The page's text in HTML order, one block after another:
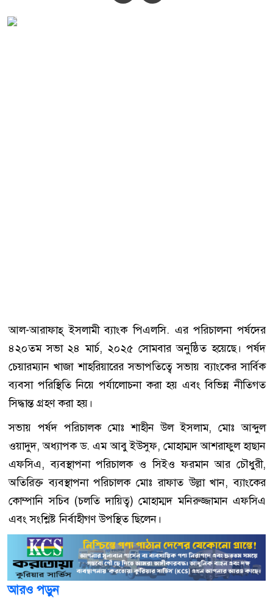
আল-আরাফাহ্ ইসলামী ব্যাংক পিএলসি. এর পরিচালনা পর্ষদের
৪২০তম সভা ২৪ মার্চ, ২০২৫ সোমবার অনুষ্ঠিত হয়েছে। পর্ষদ
চেয়ারম্যান খাজা শাহরিয়ারের সভাপতিত্বে সভায় ব্যাংকের সার্বিক
ব্যবসা পরিস্থিতি নিয়ে পর্যালোচনা করা হয় এবং বিভিন্ন নীতিগত
সিদ্ধান্ত গ্রহণ করা হয়।
সভায় পর্ষদ পরিচালক মোঃ শাহীন উল ইসলাম, মোঃ আব্দুল
ওয়াদুদ, অধ্যাপক ড. এম আবু ইউসুফ, মোহাম্মদ আশরাফুল হাছান
এফসিএ, ব্যবস্থাপনা পরিচালক ও সিইও ফরমান আর চৌধুরী,
অতিরিক্ত ব্যবস্থাপনা পরিচালক মোঃ রাফাত উল্লা খান, ব্যাংকের
কোম্পানি সচিব (চলতি দায়িত্ব) মোহাম্মদ মনিরুজ্জামান এফসিএ
এবং সংশ্লিষ্ট নির্বাহীগণ উপস্থিত ছিলেন।
আরও পড়ুন